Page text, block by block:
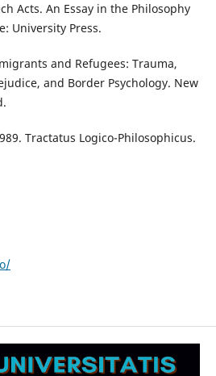
Acts. An Essay in the Philosophy
University Press.
and Refugees: Trauma,
and Border Psychology. New
Tractatus Logico-Philosophicus.